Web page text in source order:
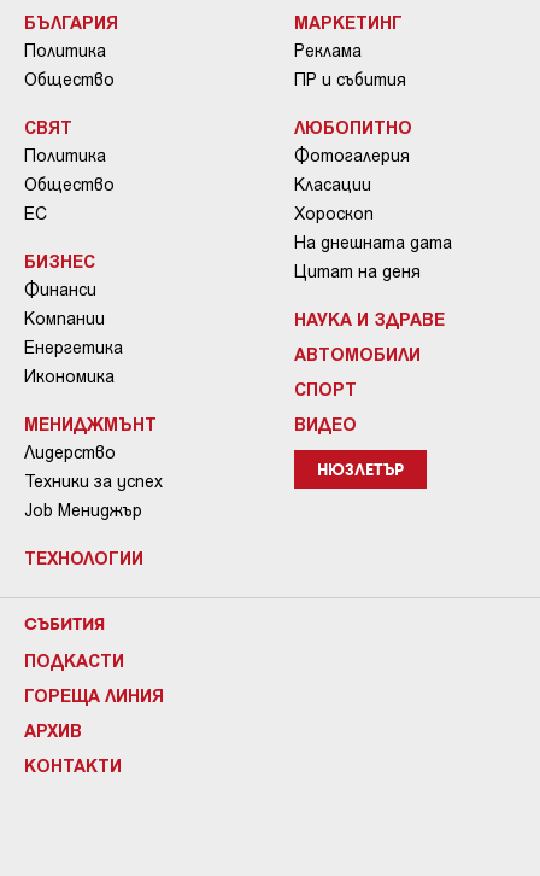
БЪЛГАРИЯ
Политика
Общество
СВЯТ
Политика
Общество
ЕС
БИЗНЕС
Финанси
Компании
Енергетика
Икономика
МЕНИДЖМЪНТ
Лидерство
Техники за успех
Job Мениджър
ТЕХНОЛОГИИ
МАРКЕТИНГ
Реклама
ПР и събития
ЛЮБОПИТНО
Фотогалерия
Класации
Хороскоп
На днешната дата
Цитат на деня
НАУКА И ЗДРАВЕ
АВТОМОБИЛИ
СПОРТ
ВИДЕО
НЮЗЛЕТЪР
СЪБИТИЯ
ПОДКАСТИ
ГОРЕЩА ЛИНИЯ
АРХИВ
КОНТАКТИ